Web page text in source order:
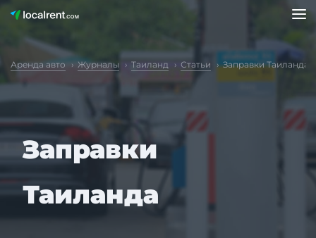
Аренда авто Журналы Таиланд Статьи Заправки Таиланда
Заправки
Таиланда